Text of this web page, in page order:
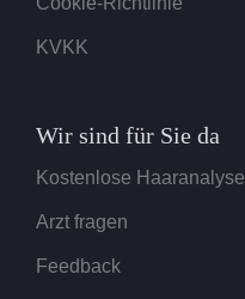
KVKK
Wir sind für Sie da
Kostenlose Haaranalyse
Arzt fragen
Feedback